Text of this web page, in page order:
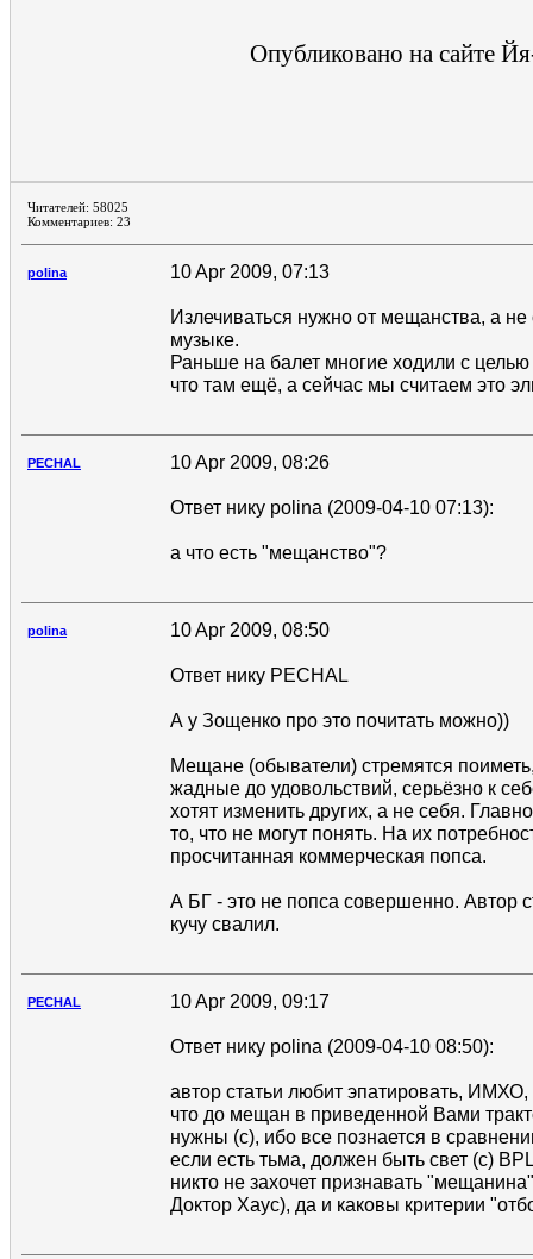
Опубликовано на сайте
Читателей: 58025
Комментариев: 23
polina 10 Apr 2009, 07:13
Излечиваться нужно от мещанства, а
музыке.
Раньше на балет многие ходили с целью
что там ещё, а сейчас мы считаем это
PECHAL 10 Apr 2009, 08:26
Ответ нику polina (2009-04-10 07:13):
а что есть "мещанство"?
polina 10 Apr 2009, 08:50
Ответ нику PECHAL
А у Зощенко про это почитать можно))
Мещане (обыватели) стремятся
жадные до удовольствий, серьёзно к
хотят изменить других, а не себя.
то, что не могут понять. На их
просчитанная коммерческая попса.
А БГ - это не попса совершенно. Автор
кучу свалил.
PECHAL 10 Apr 2009, 09:17
Ответ нику polina (2009-04-10 08:50):
автор статьи любит эпатировать, ИМХО,
что до мещан в приведенной Вами
нужны (с), ибо все познается в
если есть тьма, должен быть свет (с)
никто не захочет признавать
Доктор Хаус), да и каковы критерии